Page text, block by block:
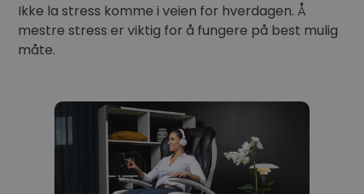
Ikke la stress komme i veien for hverdagen. Å
mestre stress er viktig for å fungere på best mulig
måte.